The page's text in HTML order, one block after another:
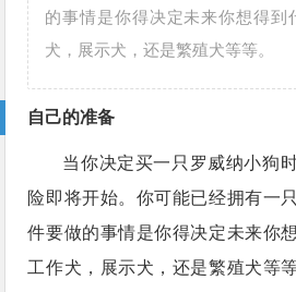
的事情是你得决定未来你想得到
犬，展示犬，还是繁殖犬等等。
自己的准备
当你决定买一只罗威纳小狗
险即将开始。你可能已经拥有一
件要做的事情是你得决定未来你
工作犬，展示犬，还是繁殖犬等